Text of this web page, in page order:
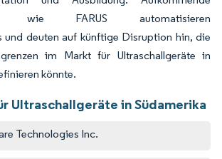
wie FARUS automatisieren
und deuten auf künftige Disruption hin, die
im Markt für Ultraschallgeräte in
könnte.
Ultraschallgeräte in Südamerika
Technologies Inc.